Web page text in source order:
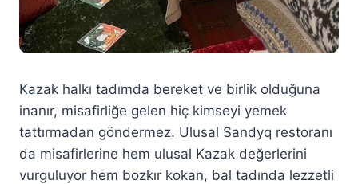
Kazak halkı tadımda bereket ve birlik olduğuna
inanır, misafirliğe gelen hiç kimseyi yemek
tattırmadan göndermez. Ulusal Sandyq restoranı
da misafirlerine hem ulusal Kazak değerlerini
vurguluyor hem bozkır kokan, bal tadında lezzetli